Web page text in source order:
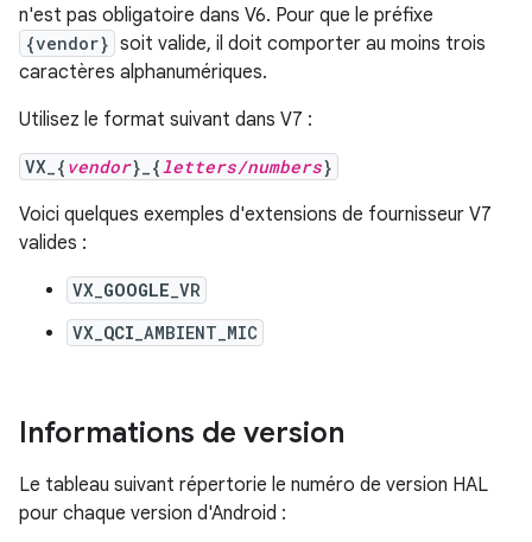
n'est pas obligatoire dans V6. Pour que le préfixe
{vendor} soit valide, il doit comporter au moins trois
caractères alphanumériques.
Utilisez le format suivant dans V7 :
VX_{ vendor}_{letters/numbers}
Voici quelques exemples d'extensions de fournisseur V7
valides :
VX_ GOOGLE _VR
VX_ QCI _AMBIENT_MIC
Informations de version
Le tableau suivant répertorie le numéro de version HAL
pour chaque version d'Android :